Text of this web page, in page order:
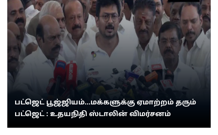
பட்ஜெட் பூஜ்ஜியம்...மக்களுக்கு ஏமாற்றம் தரும்
பட்ஜெட் : உதயநிதி ஸ்டாலின் விமர்சனம்